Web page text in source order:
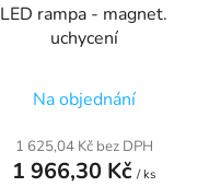
LED rampa - magnet.
uchycení
Na objednání
1 625,04 Kč bez DPH
1 966,30 Kč / ks